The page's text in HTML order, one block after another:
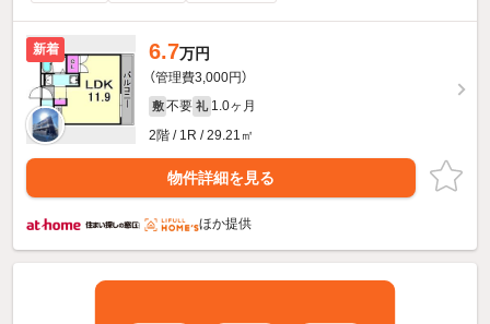
新着 6.7万円
（管理費3,000円）
敷 不要 礼 1.0ヶ月
2階 / 1R / 29.21㎡
物件詳細を見る
ほか提供